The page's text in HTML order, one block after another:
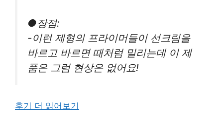
●장점:
-이런 제형의 프라이머들이 선크림을
바르고 바르면 때처럼 밀리는데 이 제
품은 그럼 현상은 없어요!
후기 더 읽어보기